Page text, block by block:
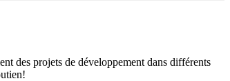
des projets de développement dans différents